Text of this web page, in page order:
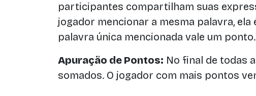
participantes compartilham suas
jogador mencionar a mesma palavra, ela
palavra única mencionada vale um ponto.
Apuração de Pontos: No final de todas
somados. O jogador com mais pontos